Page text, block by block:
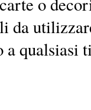
da
qualsiasi